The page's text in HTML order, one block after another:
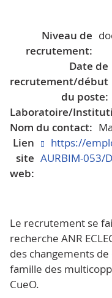
Niveau de
recrutement:
Date de
recrutement/début
du poste:
Laboratoire/
Nom du contact:
Lien
site
web:
https://
AURBIM-053/
Le recrutement se
recherche ANR
des changements
famille des
CueO.